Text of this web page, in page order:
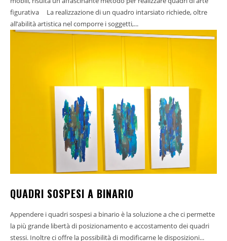
figurativa La realizzazione di un quadro intarsiato richiede, oltre
all’abilità artistica nel comporre i soggetti,...
QUADRI SOSPESI A BINARIO
Appendere i quadri sospesi a binario è la soluzione a che ci permette
la più grande libertà di posizionamento e accostamento dei quadri
stessi. Inoltre ci offre la possibilità di modificarne le disposizioni...